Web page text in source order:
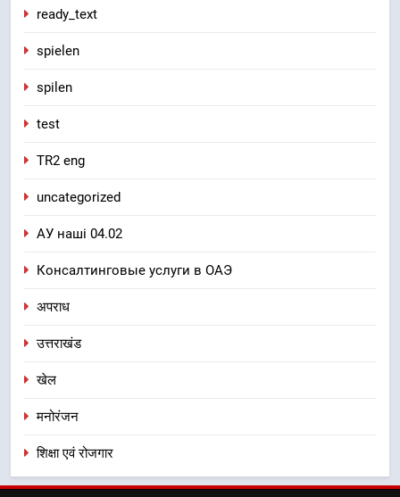
ready_text
spielen
spilen
test
TR2 eng
uncategorized
АУ наші 04.02
Консалтинговые услуги в ОАЭ
अपराध
उत्तराखंड
खेल
मनोरंजन
शिक्षा एवं रोजगार